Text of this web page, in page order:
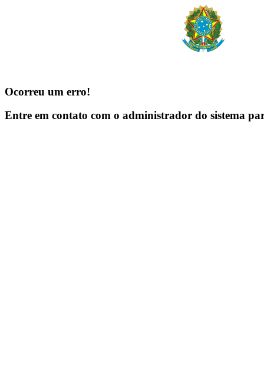
Ocorreu um erro!
Entre em contato com o administrador do sistema